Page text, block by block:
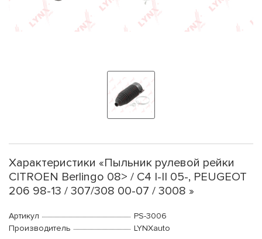
Характеристики «Пыльник рулевой рейки
CITROEN Berlingo 08> / C4 I-II 05-, PEUGEOT
206 98-13 / 307/308 00-07 / 3008 »
Артикул
PS-3006
Производитель
LYNXauto